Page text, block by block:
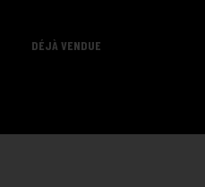
DÉJÀ VENDUE